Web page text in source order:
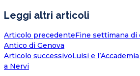
Leggi altri articoli
Articolo precedenteFine settimana di
Antico di Genova
Articolo successivoLuisi e
a Nervi